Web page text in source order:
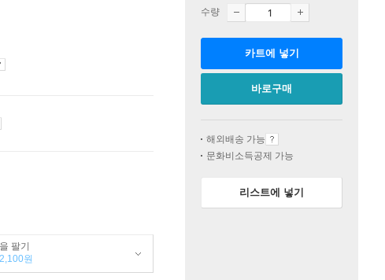
팔기
원
수량
카트에 넣기
바로구매
해외배송 가능
문화비소득공제 가능
리스트에 넣기